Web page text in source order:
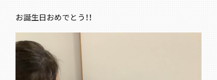
お誕生日おめでとう！！